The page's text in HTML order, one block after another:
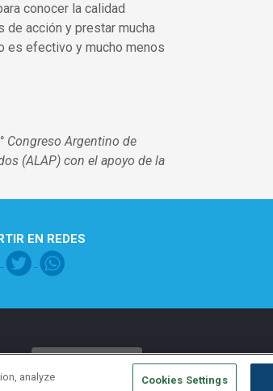
conocer la calidad
de acción y prestar mucha
es efectivo y mucho menos
Congreso Argentino de
(ALAP) con el apoyo de la
EN REDES
de página Global
analyze
Cookies Settings